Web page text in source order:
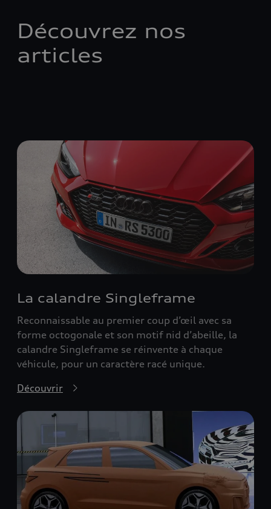
Découvrez nos
articles
La calandre Singleframe
Reconnaissable au premier coup d’œil avec sa
forme octogonale et son motif nid d’abeille, la
calandre Singleframe se réinvente à chaque
véhicule, pour un caractère racé unique.
Découvrir